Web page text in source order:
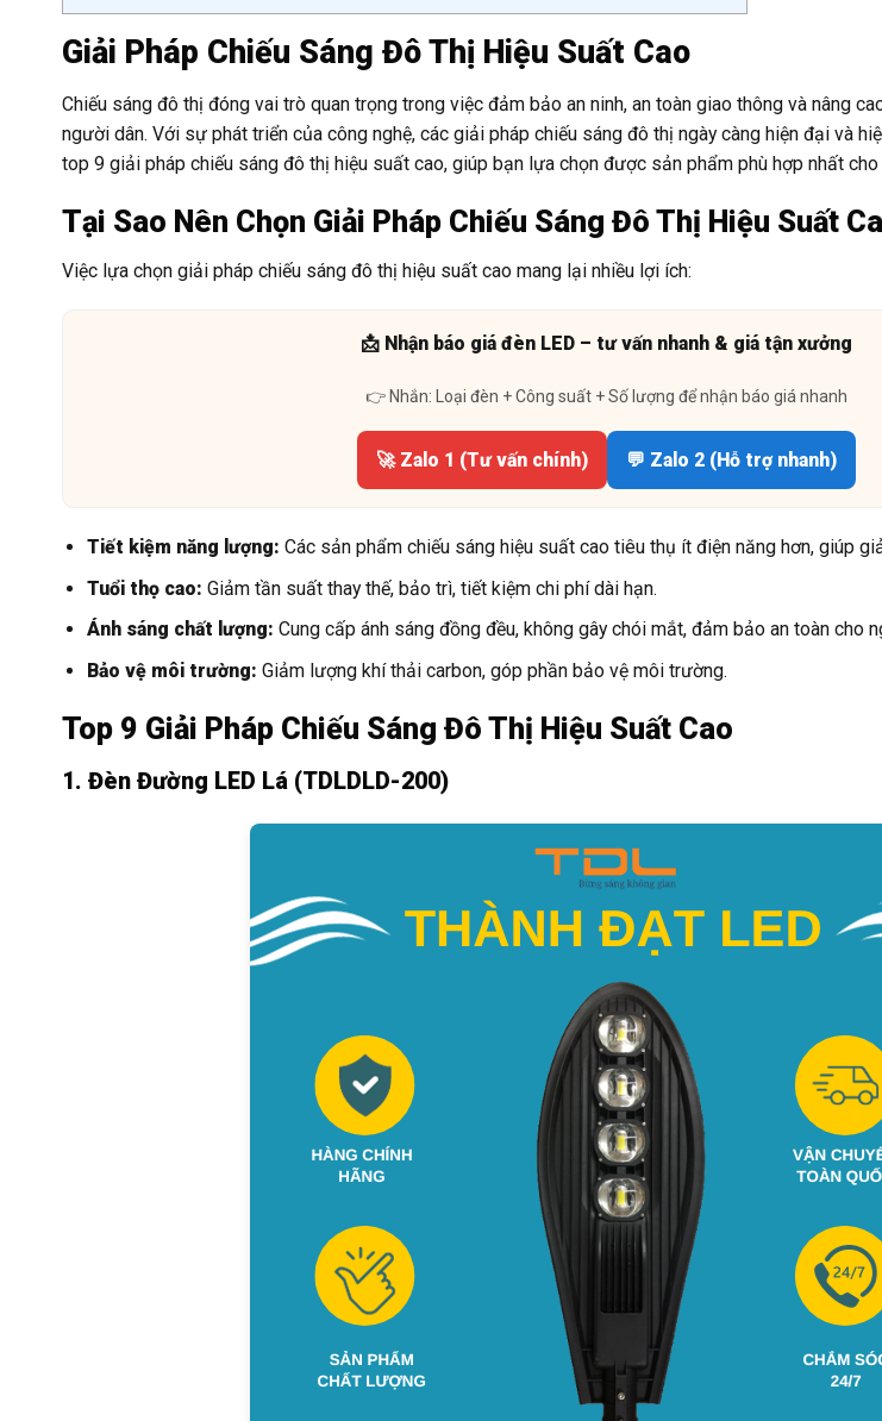
Giải Pháp Chiếu Sáng Đô Thị Hiệu Suất Cao
Chiếu sáng đô thị đóng vai trò quan trọng trong việc đảm bảo an ninh, an toàn giao thông và nâng
người dân. Với sự phát triển của công nghệ, các giải pháp chiếu sáng đô thị ngày càng hiện đại và
top 9 giải pháp chiếu sáng đô thị hiệu suất cao, giúp bạn lựa chọn được sản phẩm phù hợp nhất cho
Tại Sao Nên Chọn Giải Pháp Chiếu Sáng Đô Thị Hiệu Suất
Việc lựa chọn giải pháp chiếu sáng đô thị hiệu suất cao mang lại nhiều lợi ích:
📩 Nhận báo giá đèn LED – tư vấn nhanh & giá tận xưởng
👉 Nhắn: Loại đèn + Công suất + Số lượng để nhận báo giá nhanh
🚀 Zalo 1 (Tư vấn chính) 💬 Zalo 2 (Hỗ trợ nhanh)
Tiết kiệm năng lượng: Các sản phẩm chiếu sáng hiệu suất cao tiêu thụ ít điện năng hơn, giúp
Tuổi thọ cao: Giảm tần suất thay thế, bảo trì, tiết kiệm chi phí dài hạn.
Ánh sáng chất lượng: Cung cấp ánh sáng đồng đều, không gây chói mắt, đảm bảo an toàn cho
Bảo vệ môi trường: Giảm lượng khí thải carbon, góp phần bảo vệ môi trường.
Top 9 Giải Pháp Chiếu Sáng Đô Thị Hiệu Suất Cao
1. Đèn Đường LED Lá (TDLDLD-200)